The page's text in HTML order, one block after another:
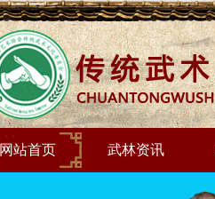
网站首页 武林资讯